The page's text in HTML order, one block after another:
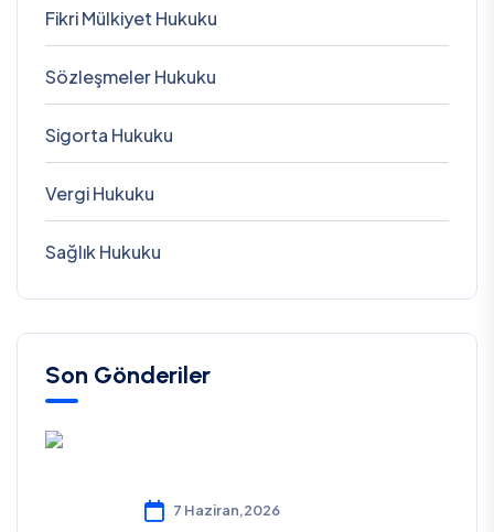
Fikri Mülkiyet Hukuku
Sözleşmeler Hukuku
Sigorta Hukuku
Vergi Hukuku
Sağlık Hukuku
Son Gönderiler
7 Haziran,2026